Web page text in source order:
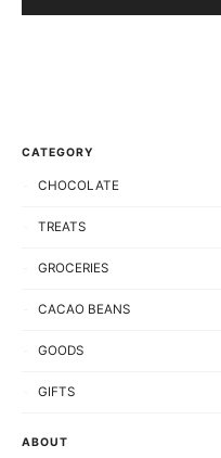
CATEGORY
CHOCOLATE
TREATS
GROCERIES
CACAO BEANS
GOODS
GIFTS
ABOUT